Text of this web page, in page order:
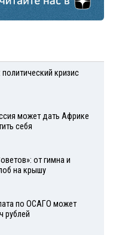
политический кризис
может дать Африке
себя
от гимна и
на крышу
по ОСАГО может
рублей